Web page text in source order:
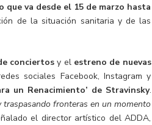
va desde el 15 de marzo hasta
de la situación sanitaria y de las
conciertos y el estreno de nuevas
sociales Facebook, Instagram y
un Renacimiento’ de Stravinsky.
traspasando fronteras en un momento
el director artístico del ADDA,